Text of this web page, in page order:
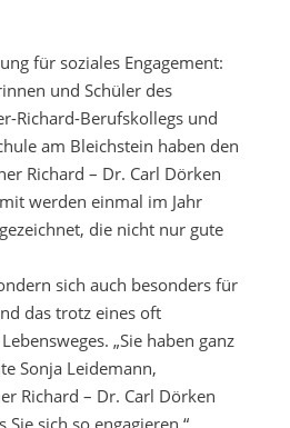
für soziales Engagement:
und Schüler des
Richard-Berufskollegs und
am Bleichstein haben den
Richard – Dr. Carl Dörken
werden einmal im Jahr
die nicht nur gute
sich auch besonders für
das trotz eines oft
„Sie haben ganz
Sonja Leidemann,
Richard – Dr. Carl Dörken